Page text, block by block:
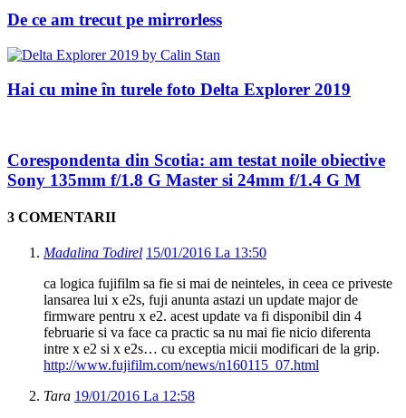
De ce am trecut pe mirrorless
Hai cu mine în turele foto Delta Explorer 2019
Corespondenta din Scotia: am testat noile obiective
Sony 135mm f/1.8 G Master si 24mm f/1.4 G M
3 COMENTARII
Madalina Todirel 15/01/2016 La 13:50
ca logica fujifilm sa fie si mai de neinteles, in ceea ce priveste
lansarea lui x e2s, fuji anunta astazi un update major de
firmware pentru x e2. acest update va fi disponibil din 4
februarie si va face ca practic sa nu mai fie nicio diferenta
intre x e2 si x e2s… cu exceptia micii modificari de la grip.
http://www.fujifilm.com/news/n160115_07.html
Tara 19/01/2016 La 12:58